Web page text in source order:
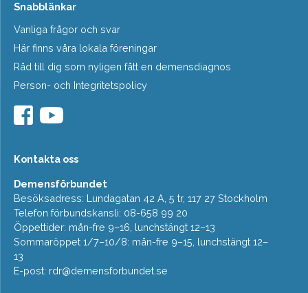
Snabblänkar
Vanliga frågor och svar
Här finns våra lokala föreningar
Råd till dig som nyligen fått en demensdiagnos
Person- och Integritetspolicy
Kontakta oss
Demensförbundet
Besöksadress: Lundagatan 42 A, 5 tr, 117 27 Stockholm
Telefon förbundskansli: 08-658 99 20
Öppettider: mån-fre 9–16, lunchstängt 12–13
Sommaröppet 1/7–10/8: mån-fre 9–15, lunchstängt 12–
13
E-post: rdr@demensforbundet.se